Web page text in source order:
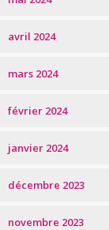
avril 2024
mars 2024
février 2024
janvier 2024
décembre 2023
novembre 2023